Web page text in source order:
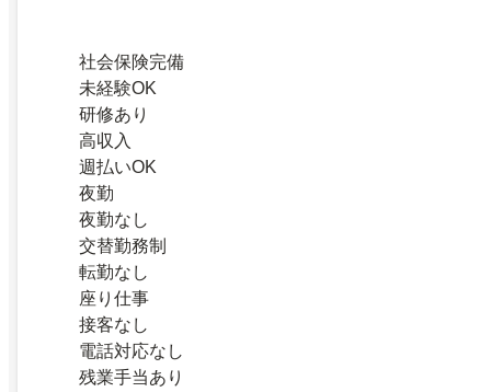
社会保険完備
未経験OK
研修あり
高収入
週払いOK
夜勤
夜勤なし
交替勤務制
転勤なし
座り仕事
接客なし
電話対応なし
残業手当あり